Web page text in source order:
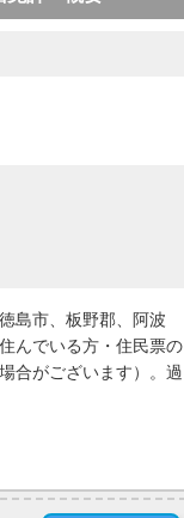
島市、板野郡、阿波
んでいる方・住民票の
合がございます）。過